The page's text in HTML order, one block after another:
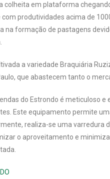
colheita em plataforma
produtividades acima de
na formação de pastagens
a variedade Braquiária
que abastecem tanto o
do Estrondo é meticuloso
Este equipamento permite
realiza-se uma varredura
o aproveitamento e